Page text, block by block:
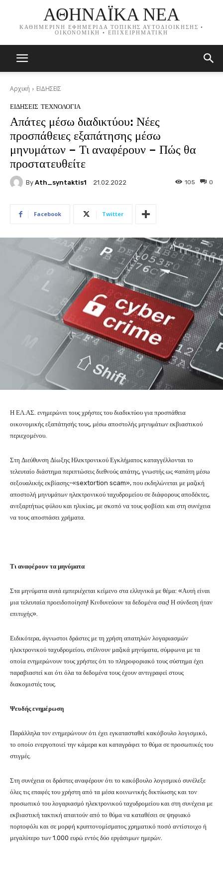
ΑΘΗΝΑΪΚΑ ΝΕΑ
ΚΑΘΗΜΕΡΙΝΗ ΕΦΗΜΕΡΙΔΑ ΤΟΠΙΚΗΣ ΑΥΤΟΔΙΟΙΚΗΣΗΣ •
ΟΙΚΟΝΟΜΙΚΗ • ΕΠΙΧΕΙΡΗΜΑΤΙΚΗ
Αρχική ΕΙΔΗΣΕΙΣ
ΕΙΔΗΣΕΙΣ ΤΕΧΝΟΛΟΓΙΑ
Απάτες μέσω διαδικτύου: Νέες
προσπάθειες εξαπάτησης μέσω
μηνυμάτων – Τι αναφέρουν – Πώς θα
προστατευθείτε
By Ath_syntaktis1 21.02.2022 0
105
Facebook Twitter
Η ΕΛ.ΑΣ. ενημερώνει τους χρήστες του διαδικτύου για προσπάθεια
οικονομικής εξαπάτησής τους, μέσω αποστολής μηνυμάτων εκβιαστικού
περιεχομένου.
Στη Διεύθυνση Δίωξης Ηλεκτρονικού Εγκλήματος καταγγέλλονται το
τελευταίο διάστημα περιπτώσεις διεθνούς απάτης, γνωστής ως «απάτη μέσω
σεξουαλικής εκβίασης-«sextortion scam», που εκδηλώνεται με μαζική
αποστολή μηνυμάτων ηλεκτρονικού ταχυδρομείου σε διάφορους αποδέκτες,
ανεξαρτήτως φύλου και ηλικίας, με σκοπό να τους φοβίσει και στη συνέχεια
να τους αποσπάσει χρήματα.
Τι αναφέρουν τα μηνύματα
Στα μηνύματα αυτά εμπεριέχεται κείμενο στα ελληνικά με θέμα: «Αυτή είναι
μια τελευταία προειδοποίηση! Κινδυνεύουν τα δεδομένα σας! Η σύνδεση ήταν
επιτυχής».
Ειδικότερα, άγνωστοι δράστες με τη χρήση απατηλών λογαριασμών
ηλεκτρονικού ταχυδρομείου, στέλνουν μαζικά μηνύματα, σύμφωνα με τα
οποία ενημερώνουν τους χρήστες ότι το πληροφοριακό τους σύστημα έχει
παραβιαστεί και ότι όλα τα δεδομένα τους έχουν αντιγραφεί στους
διακομιστές τους.
Ψευδής ενημέρωση
Παράλληλα τον ενημερώνουν ότι έχει εγκατασταθεί κακόβουλο λογισμικό,
το οποίο ενεργοποιεί την κάμερα και καταγράφει το θύμα σε προσωπικές του
στιγμές.
Στη συνέχεια οι δράστες αναφέρουν ότι το κακόβουλο λογισμικό συνέλεξε
όλες τις επαφές του χρήστη από τα μέσα κοινωνικής δικτύωσης και τον
προσωπικό του λογαριασμό ηλεκτρονικού ταχυδρομείου και στη συνέχεια με
εκβιαστική τακτική απαιτούν από το θύμα να καταθέσει σε ψηφιακό
πορτοφόλι και σε μορφή κρυπτονομίσματος χρηματικό ποσό αντίστοιχο ή
μεγαλύτερο των 1.000 ευρώ εντός δύο εργάσιμων ημερών.